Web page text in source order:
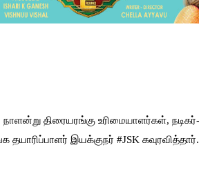
திரையரங்கு உரிமையாளர்கள், நடிகர்-
இயக்குநர் #JSK கவுரவித்தார்.